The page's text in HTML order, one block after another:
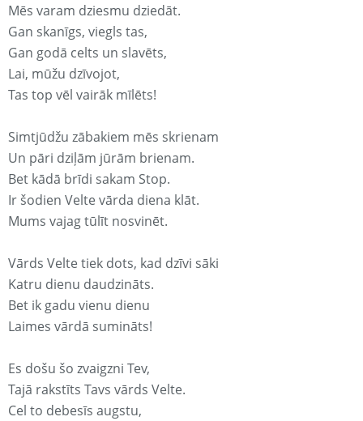
Mēs varam dziesmu dziedāt.
Gan skanīgs, viegls tas,
Gan godā celts un slavēts,
Lai, mūžu dzīvojot,
Tas top vēl vairāk mīlēts!
Simtjūdžu zābakiem mēs skrienam
Un pāri dziļām jūrām brienam.
Bet kādā brīdi sakam Stop.
Ir šodien Velte vārda diena klāt.
Mums vajag tūlīt nosvinēt.
Vārds Velte tiek dots, kad dzīvi sāki
Katru dienu daudzināts.
Bet ik gadu vienu dienu
Laimes vārdā sumināts!
Es došu šo zvaigzni Tev,
Tajā rakstīts Tavs vārds Velte.
Cel to debesīs augstu,